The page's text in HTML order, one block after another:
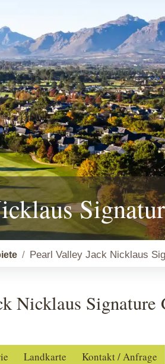
Pearl Valley Jack Nicklaus
Nicklaus
Landkarte Kontakt / Anfrage